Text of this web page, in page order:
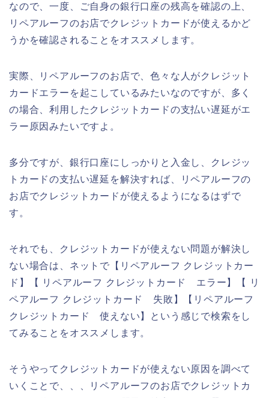
なので、一度、ご自身の銀行口座の残高を確認の上、
リペアルーフのお店でクレジットカードが使えるかど
うかを確認されることをオススメします。
実際、リペアルーフのお店で、色々な人がクレジット
カードエラーを起こしているみたいなのですが、多く
の場合、利用したクレジットカードの支払い遅延がエ
ラー原因みたいですよ。
多分ですが、銀行口座にしっかりと入金し、クレジッ
トカードの支払い遅延を解決すれば、リペアルーフの
お店でクレジットカードが使えるようになるはずで
す。
それでも、クレジットカードが使えない問題が解決し
ない場合は、ネットで【リペアルーフ クレジットカー
ド】【 リペアルーフ クレジットカード エラー】【 リ
ペアルーフ クレジットカード 失敗】【リペアルーフ
クレジットカード 使えない】という感じで検索をし
てみることをオススメします。
そうやってクレジットカードが使えない原因を調べて
いくことで、、、リペアルーフのお店でクレジットカ